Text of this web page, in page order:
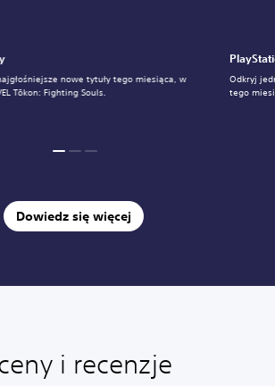
nowe tytuły tego miesiąca, w
Tōkon: Fighting Souls.
Odkryj
tego
Dowiedz się więcej
i recenzje